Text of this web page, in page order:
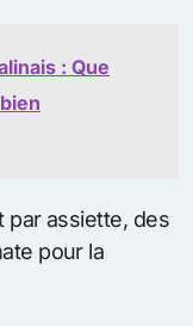
: Que
assiette, des
pour la